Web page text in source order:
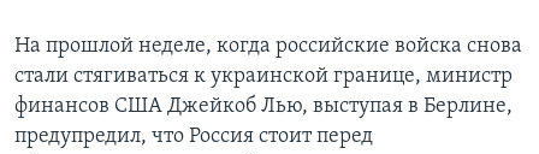
На прошлой неделе, когда российские войска снова
стали стягиваться к украинской границе, министр
финансов США Джейкоб Лью, выступая в Берлине,
предупредил, что Россия стоит перед